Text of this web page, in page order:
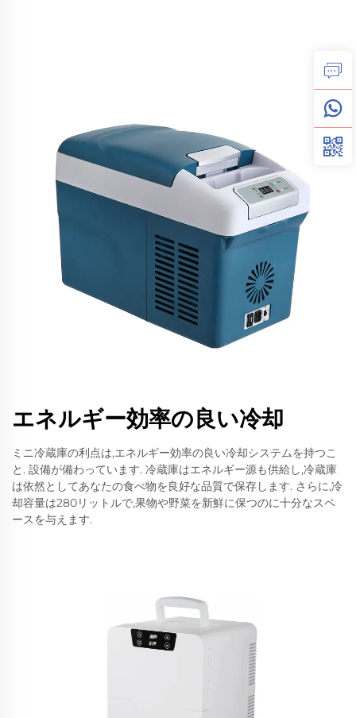
エネルギー効率の良い冷却
ミニ冷蔵庫の利点は,エネルギー効率の良い冷却システムを持つこ
と. 設備が備わっています. 冷蔵庫はエネルギー源も供給し,冷蔵庫
は依然としてあなたの食べ物を良好な品質で保存します. さらに,冷
却容量は280リットルで,果物や野菜を新鮮に保つのに十分なスペ
ースを与えます.